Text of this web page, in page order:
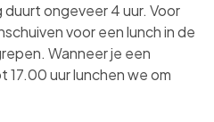
ongeveer 4 uur. Voor
voor een lunch in de
Wanneer je een
17.00 uur lunchen we om